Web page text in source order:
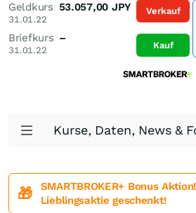
Geldkurs
31.01.22
53.057,00 JPY
Briefkurs
31.01.22
–
Verkauf
Kauf
Kurse, Daten, News &
🎁
SMARTBROKER+ Bonus
Lieblingsaktie geschenkt!